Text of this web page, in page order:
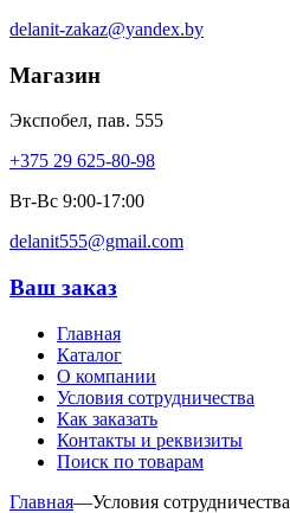
delanit-zakaz@yandex.by
Магазин
Экспобел, пав. 555
+375 29 625-80-98
Вт-Вс 9:00-17:00
delanit555@gmail.com
Ваш заказ
Главная
Каталог
О компании
Условия сотрудничества
Как заказать
Контакты и реквизиты
Поиск по товарам
Главная—Условия сотрудничества